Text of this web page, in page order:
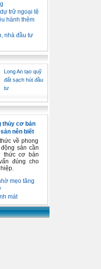
trữ ngoại tệ
hành thêm
nhà đầu tư
Long An tạo quỹ
đất sạch hút đầu
tư
thủy cơ bản
nên biết
về phong
sản cần
thức cơ bản
đúng cho
mẹo tăng
mát